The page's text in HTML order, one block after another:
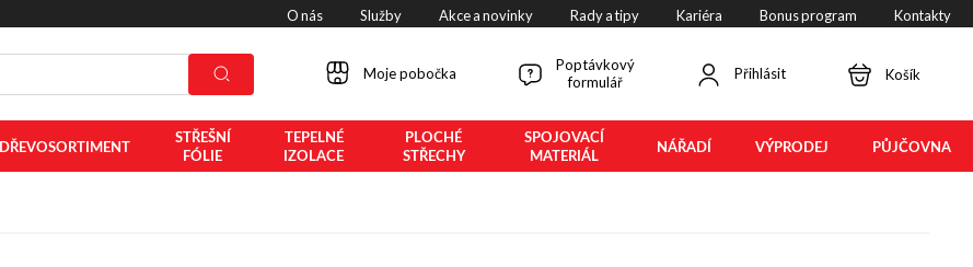
O nás Služby Akce a novinky Rady a tipy Kariéra Bonus program Kontakty
Moje pobočka
Poptávkový
formulář
Přihlásit Košík
DŘEVOSORTIMENT
STŘEŠNÍ
FÓLIE
TEPELNÉ
IZOLACE
PLOCHÉ
STŘECHY
SPOJOVACÍ
MATERIÁL
NÁŘADÍ VÝPRODEJ PŮJČOVNA